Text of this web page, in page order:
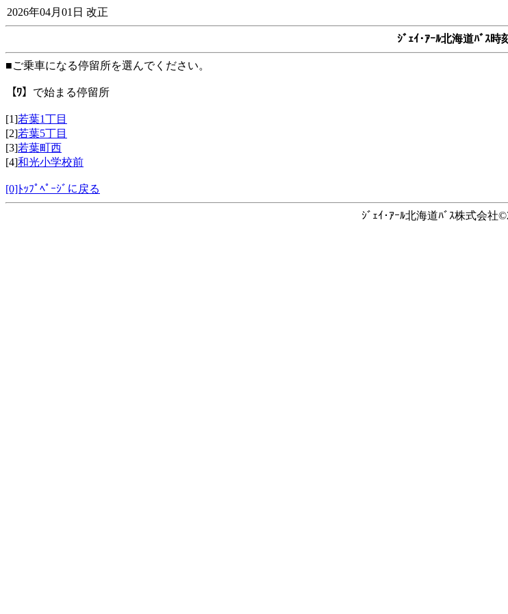
2026年04月01日 改正
ｼﾞｪｲ･ｱｰﾙ北海道ﾊﾞｽ時
■ご乗車になる停留所を選んでください。
【ﾜ】 で始まる停留所
[1]若葉1丁目
[2]若葉5丁目
[3]若葉町西
[4]和光小学校前
[0]ﾄｯﾌﾟﾍﾟｰｼﾞに戻る
ｼﾞｪｲ･ｱｰﾙ北海道ﾊﾞｽ株式会社